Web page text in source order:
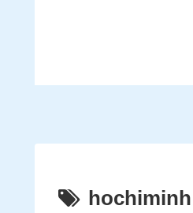
hochiminh